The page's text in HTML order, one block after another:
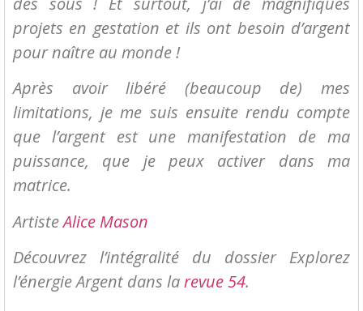
projets en gestation et ils ont besoin d’argent
pour naître au monde !
Après avoir libéré (beaucoup de) mes
limitations, je me suis ensuite rendu compte
que l’argent est une manifestation de ma
puissance, que je peux activer dans ma
matrice.
ArtisteAlice Mason
Découvrez l’intégralité du dossier Explorez
l’énergie Argent dans larevue 54.